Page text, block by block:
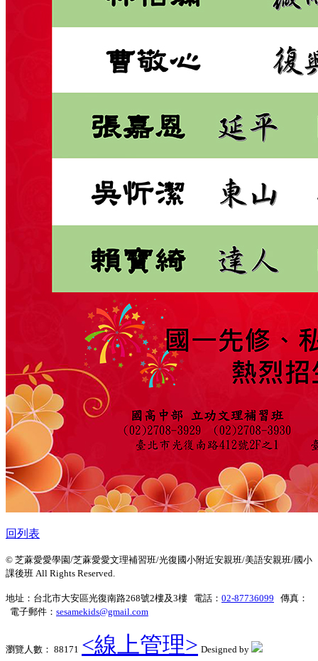
教材介紹
師資介紹
小學館相簿.花絮
活動影片
校園資料
回列表
© 芝蔴愛愛學園/芝蔴愛愛文理補習班/光復國小附近安親班/美語安親班/國小
課後班 All Rights Reserved.
地址：台北市大安區光復南路268號2樓及3樓 電話： 02-87736099 傳真：
電子郵件： sesamekids@gmail.com
瀏覽人數： 88171 <線上管理> Designed by